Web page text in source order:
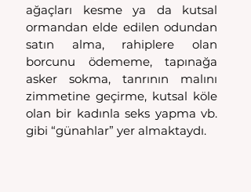
ağaçları kesme ya da kutsal
ormandan elde edilen odundan
satın alma, rahiplere olan
borcunu ödememe, tapınağa
asker sokma, tanrının malını
zimmetine geçirme, kutsal köle
olan bir kadınla seks yapma vb.
gibi “günahlar” yer almaktaydı.